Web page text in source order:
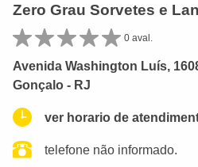
Zero Grau Sorvetes e
0 aval.
Avenida Washington Luís,
Gonçalo - RJ
ver horario de
telefone não informado.